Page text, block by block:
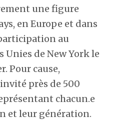
une figure
en Europe et dans
au
Unies de New York le
Pour cause,
près de 500
chacun.e
et leur génération.